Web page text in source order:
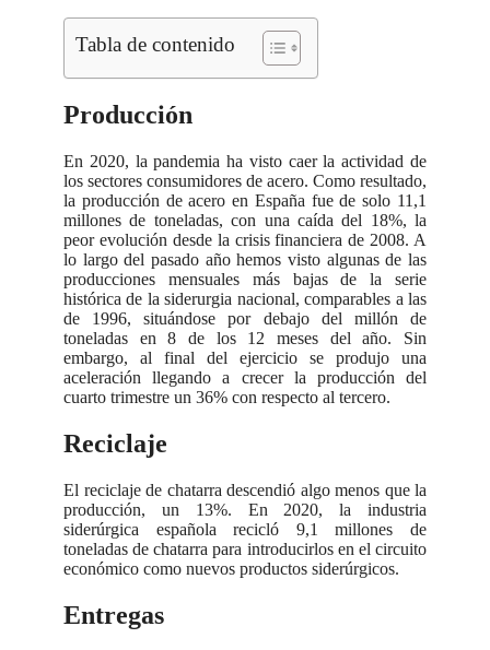
Tabla de contenido
Producción
En 2020, la pandemia ha visto caer la actividad de
los sectores consumidores de acero. Como resultado,
la producción de acero en España fue de solo 11,1
millones de toneladas, con una caída del 18%, la
peor evolución desde la crisis financiera de 2008. A
lo largo del pasado año hemos visto algunas de las
producciones mensuales más bajas de la serie
histórica de la siderurgia nacional, comparables a las
de 1996, situándose por debajo del millón de
toneladas en 8 de los 12 meses del año. Sin
embargo, al final del ejercicio se produjo una
aceleración llegando a crecer la producción del
cuarto trimestre un 36% con respecto al tercero.
Reciclaje
El reciclaje de chatarra descendió algo menos que la
producción, un 13%. En 2020, la industria
siderúrgica española recicló 9,1 millones de
toneladas de chatarra para introducirlos en el circuito
económico como nuevos productos siderúrgicos.
Entregas